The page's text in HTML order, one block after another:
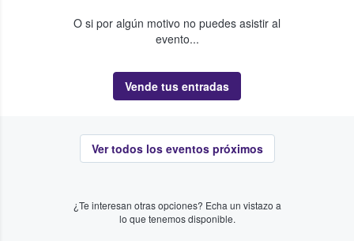
O si por algún motivo no puedes asistir al
evento...
Vende tus entradas
Ver todos los eventos próximos
¿Te interesan otras opciones? Echa un vistazo a
lo que tenemos disponible.